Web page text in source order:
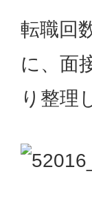
転職回
に、面
り整理